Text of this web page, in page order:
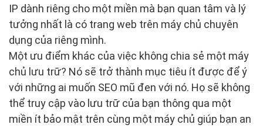
IP dành riêng cho một miền mà bạn quan tâm và lý
tưởng nhất là có trang web trên máy chủ chuyên
dụng của riêng mình.
Một ưu điểm khác của việc không chia sẻ một máy
chủ lưu trữ? Nó sẽ trở thành mục tiêu ít được để ý
với những ai muốn SEO mũ đen với nó. Họ sẽ không
thể truy cập vào lưu trữ của bạn thông qua một
miền ít bảo mật trên cùng một máy chủ giúp bạn an